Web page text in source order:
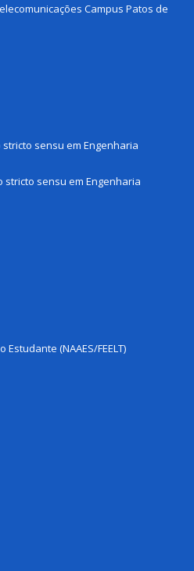
Campus Patos de
sensu em Engenharia
stricto sensu em Engenharia
(NAAES/FEELT)